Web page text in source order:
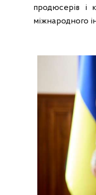
продюсерів і
міжнародного